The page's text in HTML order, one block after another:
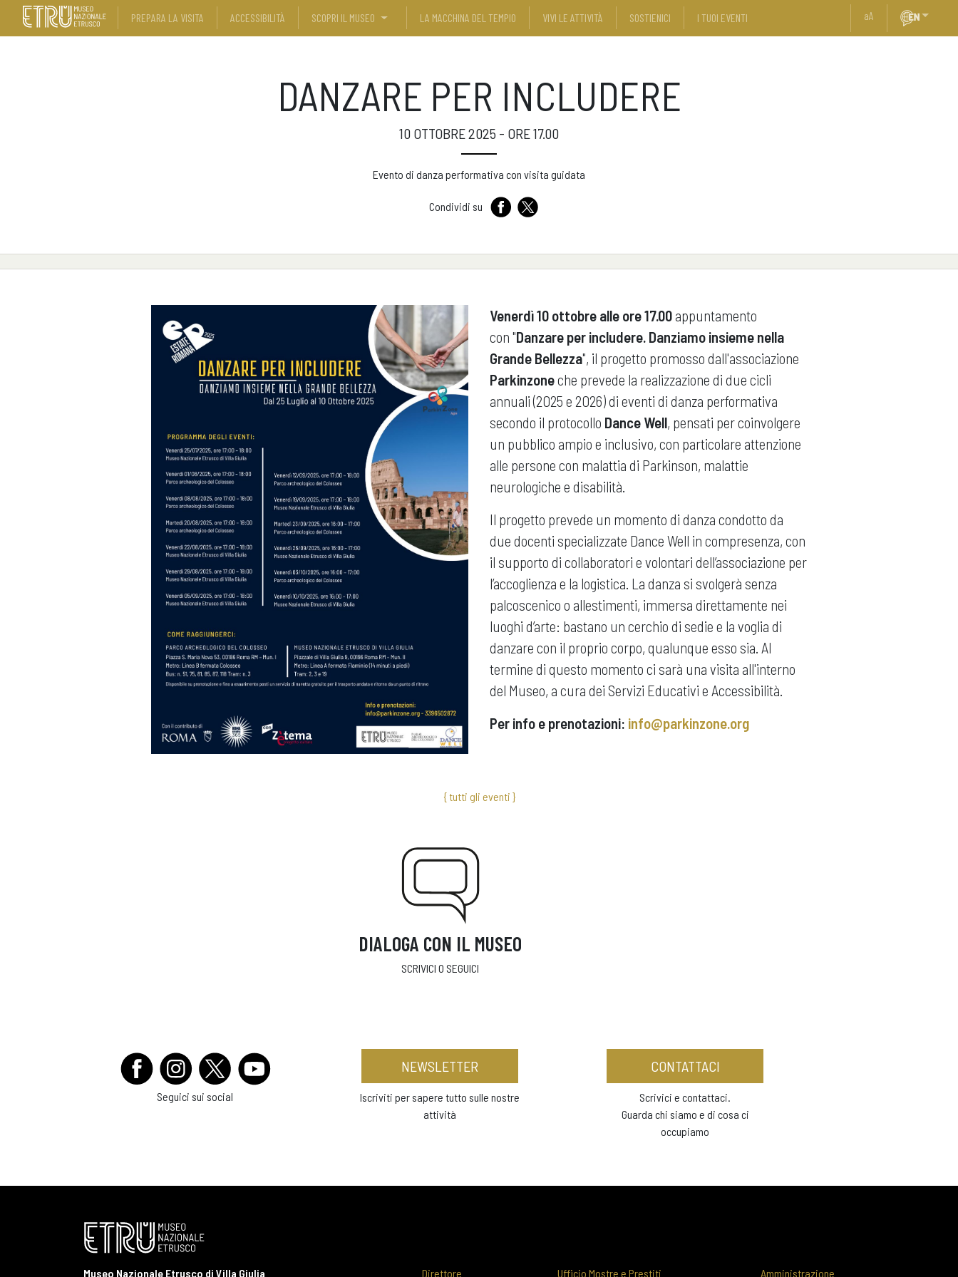
PREPARA LA VISITA ACCESSIBILITÀ SCOPRI IL MUSEO LA MACCHINA DEL TEMPIO VIVI LE ATTIVITÀ SOSTIENICI I TUOI EVENTI aA
DANZARE PER INCLUDERE
10 OTTOBRE 2025 - ORE 17.00
Evento di danza performativa con visita guidata
Condividi su
Venerdì 10 ottobre alle ore 17.00 appuntamento
con "Danzare per includere. Danziamo insieme nella
Grande Bellezza", il progetto promosso dall'associazione
Parkinzoneche prevede la realizzazione di due cicli
annuali (2025 e 2026) di eventi di danza performativa
secondo il protocollo Dance Well, pensati per coinvolgere
un pubblico ampio e inclusivo, con particolare attenzione
alle persone con malattia di Parkinson, malattie
neurologiche e disabilità.
Il progetto prevede un momento di danza condotto da
due docenti specializzate Dance Well in compresenza, con
il supporto di collaboratori e volontari dell’associazione per
l’accoglienza e la logistica. La danza si svolgerà senza
palcoscenico o allestimenti, immersa direttamente nei
luoghi d’arte: bastano un cerchio di sedie e la voglia di
danzare con il proprio corpo, qualunque esso sia. Al
termine di questo momento ci sarà una visita all'interno
del Museo, a cura dei Servizi Educativi e Accessibilità.
Per info e prenotazioni: info@parkinzone.org
{ tutti gli eventi }
DIALOGA CON IL MUSEO
SCRIVICI O SEGUICI
Seguici sui social
NEWSLETTER
Iscriviti per sapere tutto sulle nostre
attività
CONTATTACI
Scrivici e contattaci.
Guarda chi siamo e di cosa ci
occupiamo
Museo Nazionale Etrusco di Villa Giulia Direttore Ufficio Mostre e Prestiti Amministrazione